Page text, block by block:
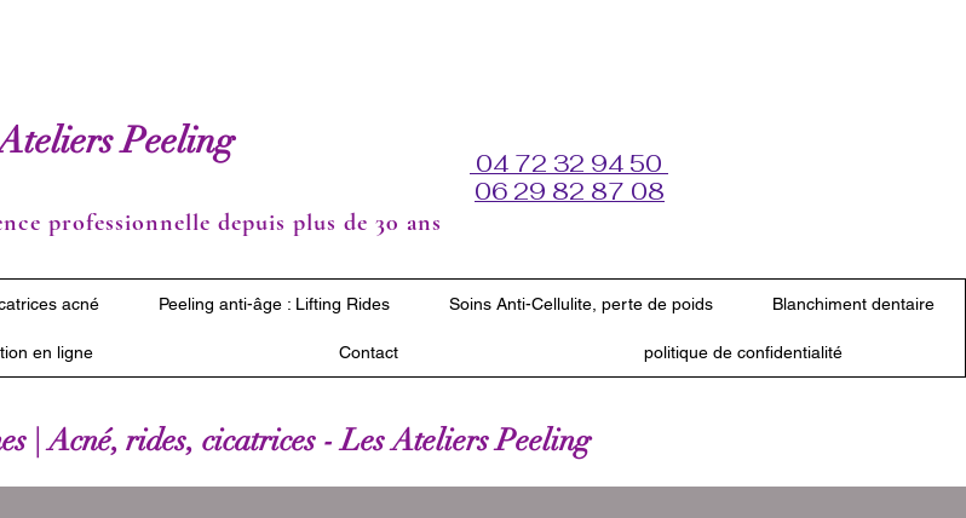
Peeling
professionnelle depuis plus de 30 ans
06 29 82 87 08
04 72 32 94 50
acné Peeling anti-âge : Lifting Rides Soins Anti-Cellulite, perte de poids Blanchiment dentaire
en ligne Contact politique de confidentialité
| Acné, rides, cicatrices - Les Ateliers Peeling